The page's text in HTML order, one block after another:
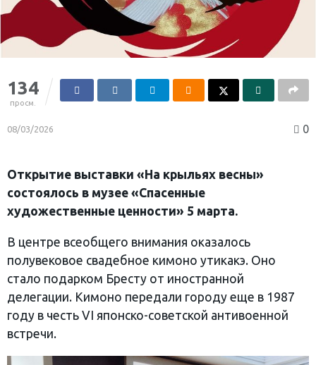
134
просм.
08/03/2026 0
Открытие выставки «На крыльях весны»
состоялось в музее «Спасенные
художественные ценности» 5 марта.
В центре всеобщего внимания оказалось
полувековое свадебное кимоно утикакэ. Оно
стало подарком Бресту от иностранной
делегации. Кимоно передали городу еще в 1987
году в честь VI японско-советской антивоенной
встречи.